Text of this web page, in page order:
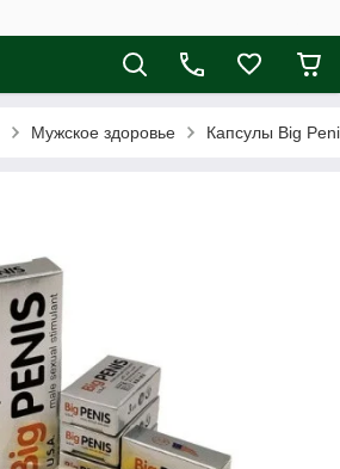
Мужское здоровье Капсулы Big